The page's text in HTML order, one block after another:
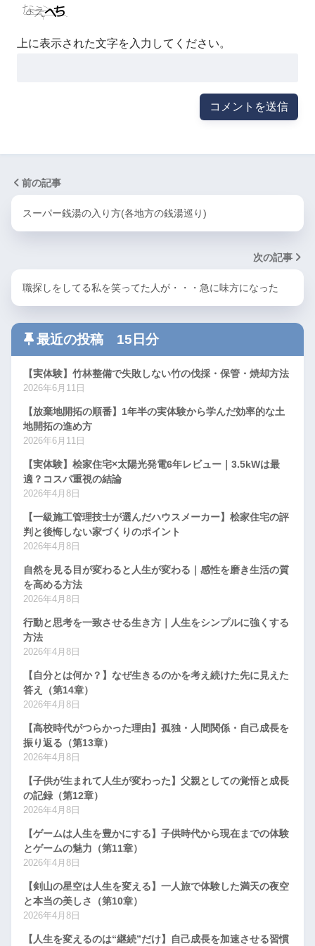
上に表示された文字を入力してください。
前の記事
スーパー銭湯の入り方(各地方の銭湯巡り)
次の記事
職探しをしてる私を笑ってた人が・・・急に味方になった
最近の投稿 15日分
【実体験】竹林整備で失敗しない竹の伐採・保管・焼却方法
2026年6月11日
【放棄地開拓の順番】1年半の実体験から学んだ効率的な土
地開拓の進め方
2026年6月11日
【実体験】桧家住宅×太陽光発電6年レビュー｜3.5kWは最
適？コスパ重視の結論
2026年4月8日
【一級施工管理技士が選んだハウスメーカー】桧家住宅の評
判と後悔しない家づくりのポイント
2026年4月8日
自然を見る目が変わると人生が変わる｜感性を磨き生活の質
を高める方法
2026年4月8日
行動と思考を一致させる生き方｜人生をシンプルに強くする
方法
2026年4月8日
【自分とは何か？】なぜ生きるのかを考え続けた先に見えた
答え（第14章）
2026年4月8日
【高校時代がつらかった理由】孤独・人間関係・自己成長を
振り返る（第13章）
2026年4月8日
【子供が生まれて人生が変わった】父親としての覚悟と成長
の記録（第12章）
2026年4月8日
【ゲームは人生を豊かにする】子供時代から現在までの体験
とゲームの魅力（第11章）
2026年4月8日
【剣山の星空は人生を変える】一人旅で体験した満天の夜空
と本当の美しさ（第10章）
2026年4月8日
【人生を変えるのは“継続”だけ】自己成長を加速させる習慣